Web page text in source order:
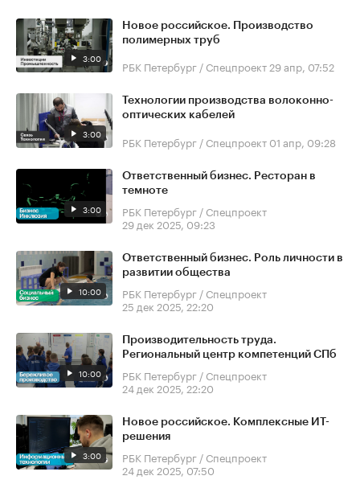
3:00
Новое российское. Производство
полимерных труб
РБК Петербург / Спецпроект 29 апр, 07:52
3:00
Технологии производства волоконно-
оптических кабелей
РБК Петербург / Спецпроект 01 апр, 09:28
3:00
Ответственный бизнес. Ресторан в
темноте
РБК Петербург / Спецпроект
29 дек 2025, 09:23
10:00
Ответственный бизнес. Роль личности в
развитии общества
РБК Петербург / Спецпроект
25 дек 2025, 22:20
10:00
Производительность труда.
Региональный центр компетенций СПб
РБК Петербург / Спецпроект
24 дек 2025, 22:20
3:00
Новое российское. Комплексные ИТ-
решения
РБК Петербург / Спецпроект
24 дек 2025, 07:50